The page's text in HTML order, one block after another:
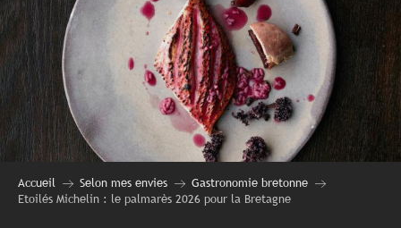
Accueil Selon mes envies
Gastronomie bretonne
Etoilés Michelin : le palmarès 2026 pour la Bretagne